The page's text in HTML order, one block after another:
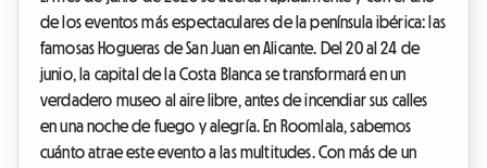
de los eventos más espectaculares de la península ibérica: las
famosas Hogueras de San Juan en Alicante. Del 20 al 24 de
junio, la capital de la Costa Blanca se transformará en un
verdadero museo al aire libre, antes de incendiar sus calles
en una noche de fuego y alegría. En Roomlala, sabemos
cuánto atrae este evento a las multitudes. Con más de un